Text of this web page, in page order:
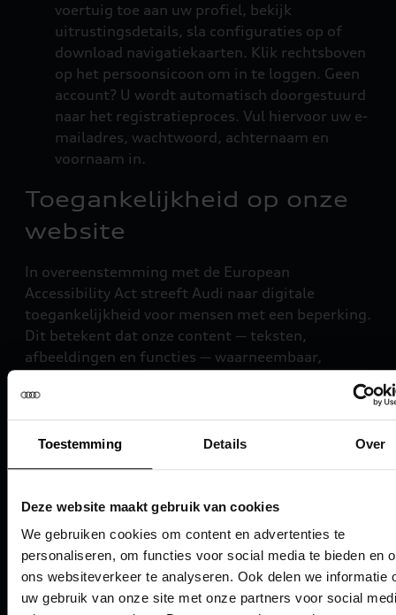
Toestemming Details Over
Deze website maakt gebruik van cookies
We gebruiken cookies om content en advertenties te
personaliseren, om functies voor social media te bieden en
ons websiteverkeer te analyseren. Ook delen we informatie
uw gebruik van onze site met onze partners voor social
voertuig toe aan uw profiel, bekijk
uitrustingsdetails, sla configuraties op of
download navigatiekaarten. Klik rechtsboven
op het persoonsicoon om in te loggen. Geen
account? U wordt automatisch doorgestuurd
naar het registratieproces. Vul hiervoor uw e-
mailadres, wachtwoord, achternaam en
voornaam in.
Toegankelijkheid op onze
website
In overeenstemming met de European
Accessibility Act streeft Audi naar digitale
toegankelijkheid voor mensen met een beperking.
Dit betekent dat onze content — teksten,
afbeeldingen en functies — waarneembaar,
ondersteunen dit met de volgende maatregelen:
Waarneembaar
behalve wanneer het gaat om puur
decoratieve elementen.
Bedienbaar
De website is te navigeren met het